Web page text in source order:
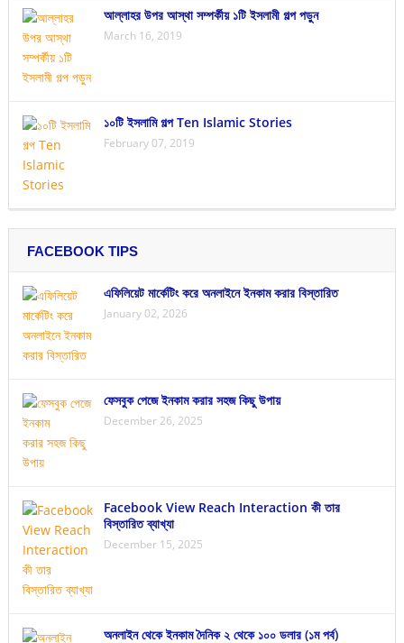
আল্লাহর উপর আস্থা সম্পর্কীয় ১টি ইসলামী গল্প পড়ুন
March 16, 2019
১০টি ইসলামি গল্প Ten Islamic Stories
February 07, 2019
FACEBOOK TIPS
এফিলিয়েট মার্কেটিং করে অনলাইনে ইনকাম করার বিস্তারিত
January 02, 2026
ফেসবুক পেজে ইনকাম করার সহজ কিছু উপায়
December 26, 2025
Facebook View Reach Interaction কী তার
বিস্তারিত ব্যাখ্যা
December 15, 2025
অনলাইন থেকে ইনকাম দৈনিক ২ থেকে ১০০ ডলার (১ম পর্ব)